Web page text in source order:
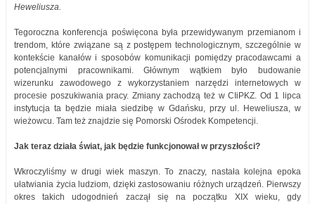
Heweliusza.
Tegoroczna konferencja poświęcona była przewidywanym przemianom i
trendom, które związane są z postępem technologicznym, szczególnie w
kontekście kanałów i sposobów komunikacji pomiędzy pracodawcami a
potencjalnymi pracownikami. Głównym wątkiem było budowanie
wizerunku zawodowego z wykorzystaniem narzędzi internetowych w
procesie poszukiwania pracy. Zmiany zachodzą też w CIiPKZ. Od 1 lipca
instytucja ta będzie miała siedzibę w Gdańsku, przy ul. Heweliusza, w
wieżowcu. Tam też znajdzie się Pomorski Ośrodek Kompetencji.
Jak teraz działa świat, jak będzie funkcjonował w przyszłości?
Wkroczyliśmy w drugi wiek maszyn. To znaczy, nastała kolejna epoka
ułatwiania życia ludziom, dzięki zastosowaniu różnych urządzeń. Pierwszy
okres takich udogodnień zaczął się na początku XIX wieku, gdy